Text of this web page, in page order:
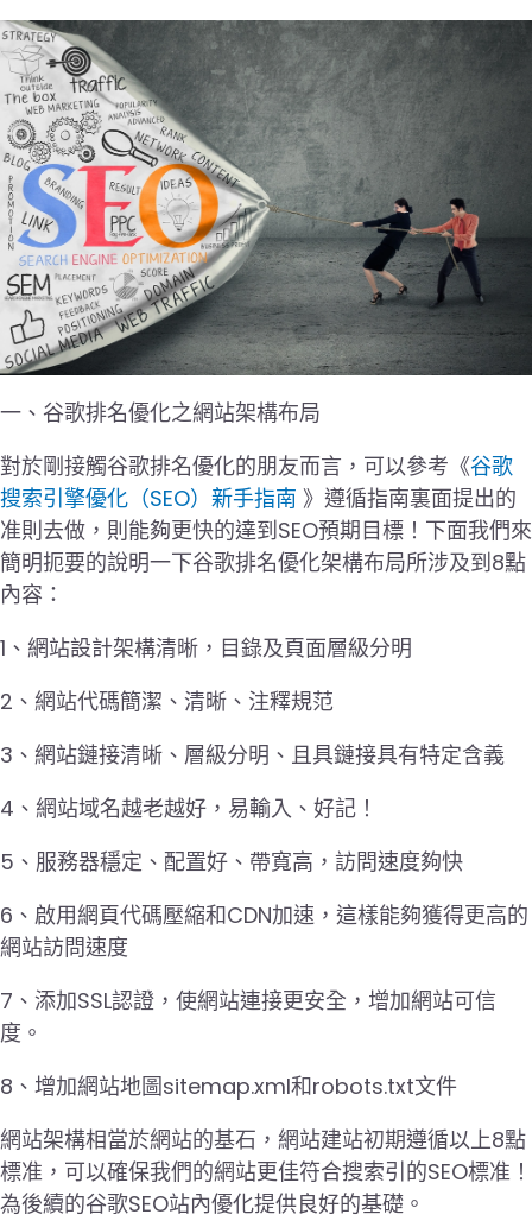
一、谷歌排名優化之網站架構布局
對於剛接觸谷歌排名優化的朋友而言，可以參考《谷歌
搜索引擎優化（SEO）新手指南 》遵循指南裏面提出的
准則去做，則能夠更快的達到SEO預期目標！下面我們來
簡明扼要的說明一下谷歌排名優化架構布局所涉及到8點
內容：
1、網站設計架構清晰，目錄及頁面層級分明
2、網站代碼簡潔、清晰、注釋規范
3、網站鏈接清晰、層級分明、且具鏈接具有特定含義
4、網站域名越老越好，易輸入、好記！
5、服務器穩定、配置好、帶寬高，訪問速度夠快
6、啟用網頁代碼壓縮和CDN加速，這樣能夠獲得更高的
網站訪問速度
7、添加SSL認證，使網站連接更安全，增加網站可信
度。
8、增加網站地圖sitemap.xml和robots.txt文件
網站架構相當於網站的基石，網站建站初期遵循以上8點
標准，可以確保我們的網站更佳符合搜索引的SEO標准！
為後續的谷歌SEO站內優化提供良好的基礎。